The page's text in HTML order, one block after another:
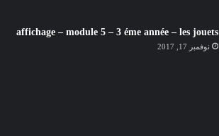
affichage – module 5 – 3 éme année – les jouets
نوفمبر 17, 2017